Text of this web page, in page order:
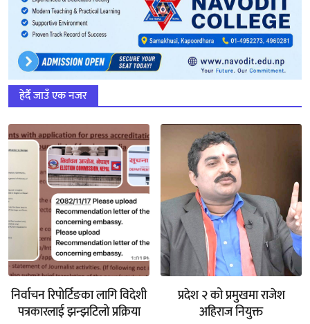
हेर्दै जाउँ एक नजर
निर्वाचन रिपोर्टिङका लागि विदेशी
पत्रकारलाई झन्झटिलो प्रक्रिया
प्रदेश २ को प्रमुखमा राजेश
अहिराज नियुक्त